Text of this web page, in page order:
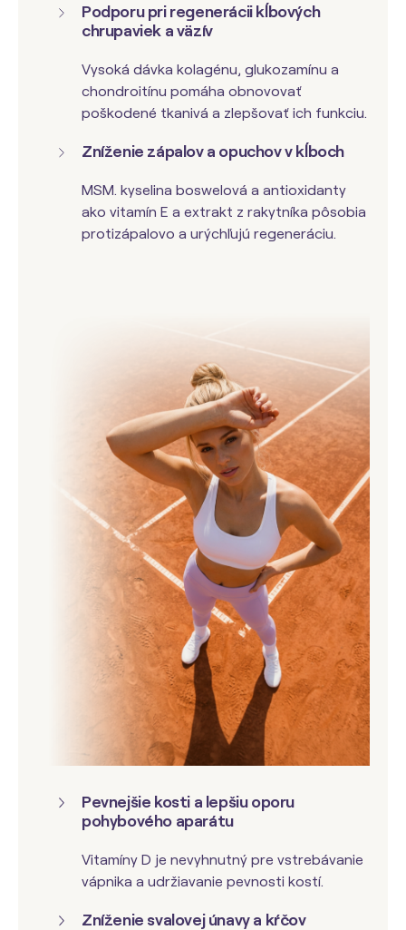
Podporu pri regenerácii kĺbových
chrupaviek a väzív
Vysoká dávka kolagénu, glukozamínu a
chondroitínu pomáha obnovovať
poškodené tkanivá a zlepšovať ich funkciu.
Zníženie zápalov a opuchov v kĺboch
MSM. kyselina boswelová a antioxidanty
ako vitamín E a extrakt z rakytníka pôsobia
protizápalovo a urýchľujú regeneráciu.
Pevnejšie kosti a lepšiu oporu
pohybového aparátu
Vitamíny D je nevyhnutný pre vstrebávanie
vápnika a udržiavanie pevnosti kostí.
Zníženie svalovej únavy a kŕčov